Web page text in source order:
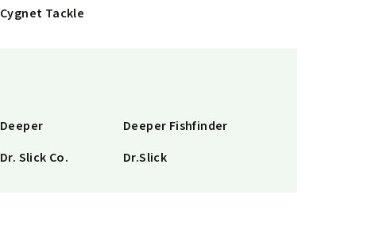
Cygnet Tackle
Deeper
Deeper Fishfinder
Dr. Slick Co. Dr.Slick